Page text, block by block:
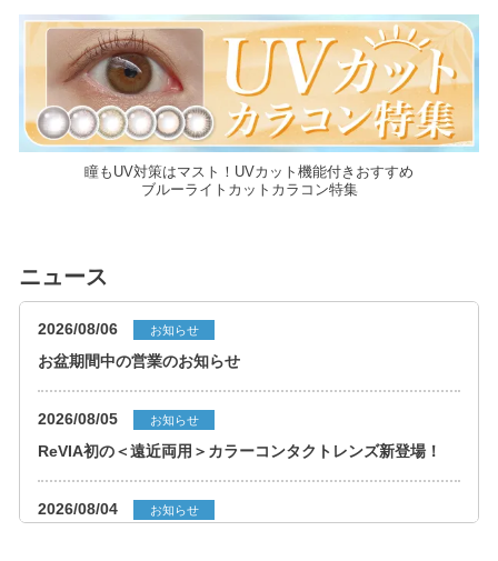
瞳もUV対策はマスト！UVカット機能付きおすすめ
ブルーライトカットカラコン特集
ニュース
2026/08/06 お知らせ
お盆期間中の営業のお知らせ
2026/08/05 お知らせ
ReVIA初の＜遠近両用＞カラーコンタクトレンズ新登場！
2026/08/04 お知らせ